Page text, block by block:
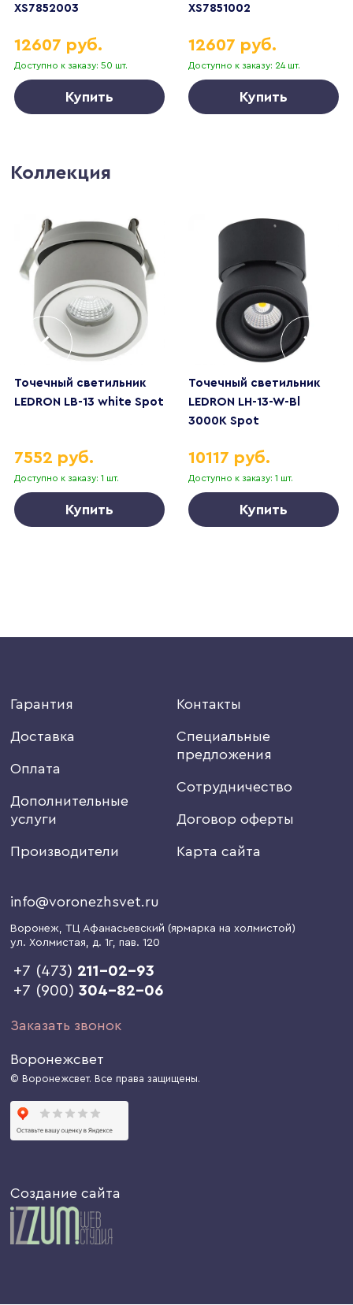
XS7852003
Доступно к заказу: 50 шт.
12607 руб.
Купить
XS7851002
Доступно к заказу: 24 шт.
12607 руб.
Купить
Коллекция
Точечный светильник
LEDRON LB-13 white Spot
Доступно к заказу: 1 шт.
7552 руб.
Купить
Точечный светильник
LEDRON LH-13-W-Bl
3000K Spot
Доступно к заказу: 1 шт.
10117 руб.
Купить
Гарантия
Доставка
Оплата
Дополнительные
услуги
Производители
Контакты
Специальные
предложения
Сотрудничество
Договор оферты
Карта сайта
info@voronezhsvet.ru
Воронеж, ТЦ Афанасьевский (ярмарка на холмистой)
ул. Холмистая, д. 1г, пав. 120
+7 (473) 211-02-93
+7 (900)304-82-06
Заказать звонок
Воронежсвет
© Воронежсвет. Все права защищены.
Создание сайта